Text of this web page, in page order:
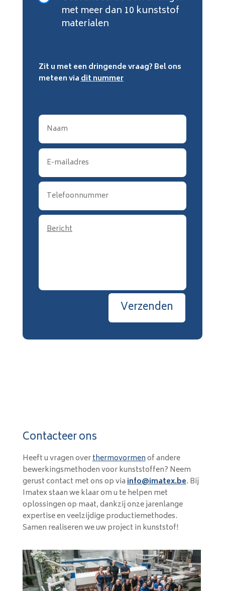
met meer dan 10 kunststof
materialen
Zit u met een dringende vraag? Bel ons
meteen viadit nummer
Verzenden
Contacteer ons
Heeft u vragen overthermovormenof andere
bewerkingsmethoden voor kunststoffen? Neem
gerust contact met ons op viainfo@imatex.be. Bij
Imatex staan we klaar om u te helpen met
oplossingen op maat, dankzij onze jarenlange
expertise en veelzijdige productiemethodes.
Samen realiseren we uw project in kunststof!